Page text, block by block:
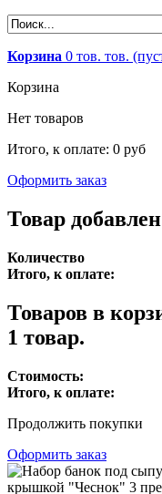
Корзина 0 тов. тов.
Корзина
Нет товаров
Итого, к оплате: 0 руб
Оформить заказ
Товар
Количество
Итого, к оплате:
Товаров в
1 товар.
Стоимость:
Итого, к оплате:
Продолжить покупки
Оформить заказ